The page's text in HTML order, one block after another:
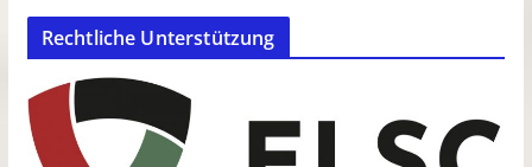
Rechtliche Unterstützung